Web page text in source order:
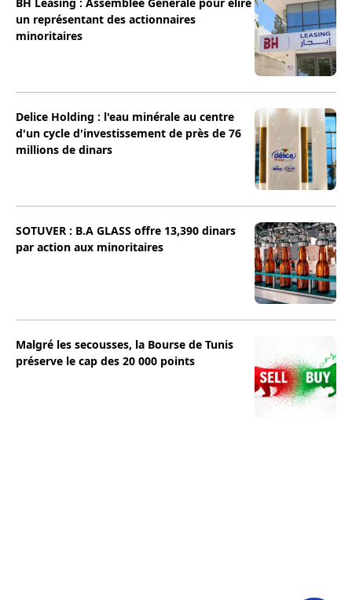
un représentant des actionnaires
minoritaires
Delice Holding : l'eau minérale au centre
d'un cycle d'investissement de près de 76
millions de dinars
SOTUVER : B.A GLASS offre 13,390 dinars
par action aux minoritaires
Malgré les secousses, la Bourse de Tunis
préserve le cap des 20 000 points